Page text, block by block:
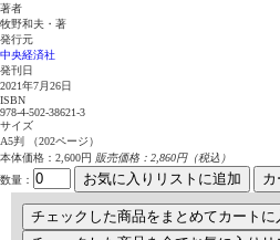
著者
牧野和夫・著
発行元
中央経済社
発刊日
2021年7月26日
ISBN
978-4-502-38621-3
サイズ
A5判 （202ページ）
本体価格：2,600円 販売価格：2,860円（税込）
数量 ： お気に入りリストに追加
チェックした商品をまとめてカートに